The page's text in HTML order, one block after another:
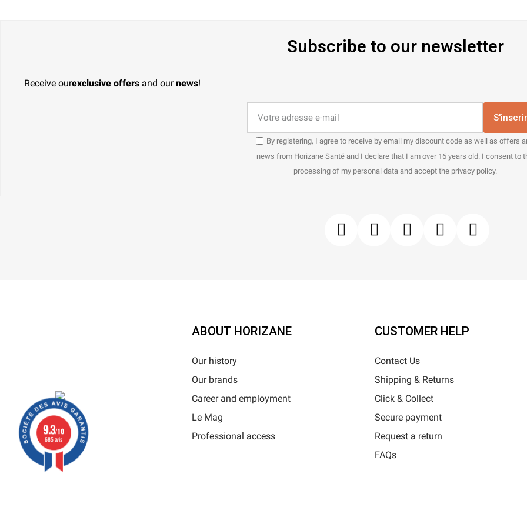
Subscribe to our newsletter
Receive ourexclusive offers and ournews!
By registering, I agree to receive by email my discount code as well as offers
news from Horizane Santé and I declare that I am over 16 years old. I consent to
processing of my personal data and accept the privacy policy.
ABOUT HORIZANE
Our history
Our brands
Career and employment
Le Mag
Professional access
CUSTOMER HELP
Contact Us
Shipping & Returns
Click & Collect
Secure payment
Request a return
FAQs
9.3/10
685 avis